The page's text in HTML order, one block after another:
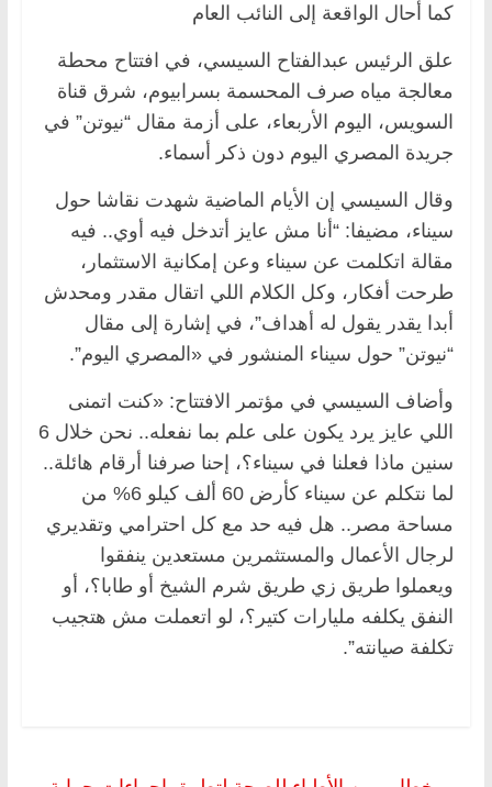
كما أحال الواقعة إلى النائب العام
علق الرئيس عبدالفتاح السيسي، في افتتاح محطة
معالجة مياه صرف المحسمة بسرابيوم، شرق قناة
السويس، اليوم الأربعاء، على أزمة مقال “نيوتن” في
جريدة المصري اليوم دون ذكر أسماء.
وقال السيسي إن الأيام الماضية شهدت نقاشا حول
سيناء، مضيفا: “أنا مش عايز أتدخل فيه أوي.. فيه
مقالة اتكلمت عن سيناء وعن إمكانية الاستثمار،
طرحت أفكار، وكل الكلام اللي اتقال مقدر ومحدش
أبدا يقدر يقول له أهداف”، في إشارة إلى مقال
“نيوتن” حول سيناء المنشور في «المصري اليوم”.
وأضاف السيسي في مؤتمر الافتتاح: «كنت اتمنى
اللي عايز يرد يكون على علم بما نفعله.. نحن خلال 6
سنين ماذا فعلنا في سيناء؟، إحنا صرفنا أرقام هائلة..
لما نتكلم عن سيناء كأرض 60 ألف كيلو 6% من
مساحة مصر.. هل فيه حد مع كل احترامي وتقديري
لرجال الأعمال والمستثمرين مستعدين ينفقوا
ويعملوا طريق زي طريق شرم الشيخ أو طابا؟، أو
النفق يكلفه مليارات كتير؟، لو اتعملت مش هتجيب
تكلفة صيانته”.